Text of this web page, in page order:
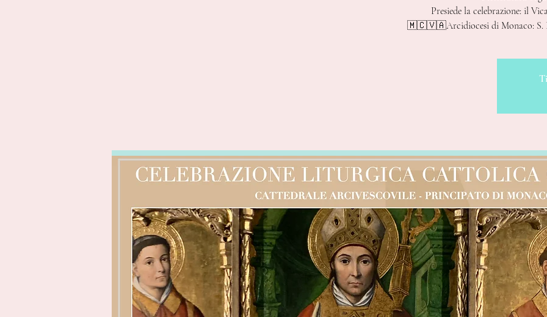
Presiede la celebrazione: il
🇲🇨🇻🇦Arcidiocesi di Monaco: S.